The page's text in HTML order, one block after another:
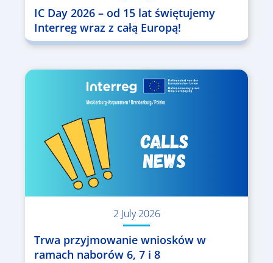
IC Day 2026 – od 15 lat świętujemy
Interreg wraz z całą Europą!
2 July 2026
Trwa przyjmowanie wniosków w
ramach naborów 6, 7 i 8